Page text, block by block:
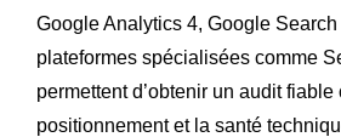
Google Analytics 4, Google
plateformes spécialisées comme
permettent d’obtenir un audit
positionnement et la santé